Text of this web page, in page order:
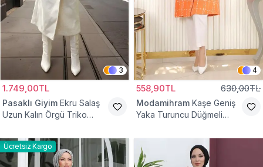
3
1.749,00TL
Pasaklı Giyim Ekru Salaş
Uzun Kalın Örgü Triko
4
558,90TL 630,00TL
Modamihram Kaşe Geniş
Yaka Turuncu Düğmeli
Ücretsiz Kargo